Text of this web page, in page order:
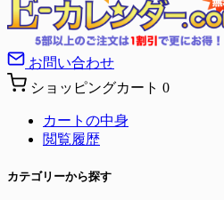
お問い合わせ
ショッピングカート 0
カートの中身
閲覧履歴
カテゴリーから探す